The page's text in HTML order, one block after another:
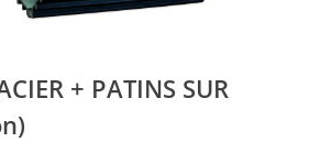
+ PATINS SUR